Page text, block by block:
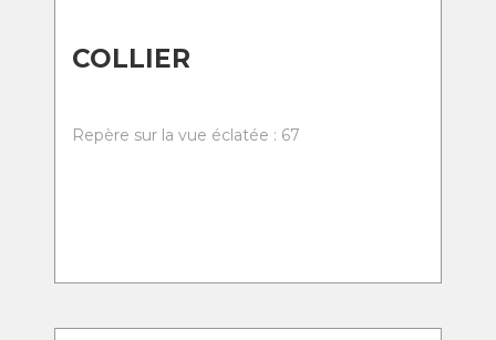
COLLIER
Repère sur la vue éclatée : 67